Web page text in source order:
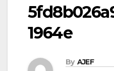
1964e
By AJEF